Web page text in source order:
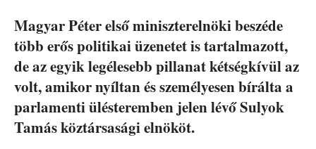
Magyar Péter első miniszterelnöki beszéde
több erős politikai üzenetet is tartalmazott,
de az egyik legélesebb pillanat kétségkívül az
volt, amikor nyíltan és személyesen bírálta a
parlamenti ülésteremben jelen lévő Sulyok
Tamás köztársasági elnököt.